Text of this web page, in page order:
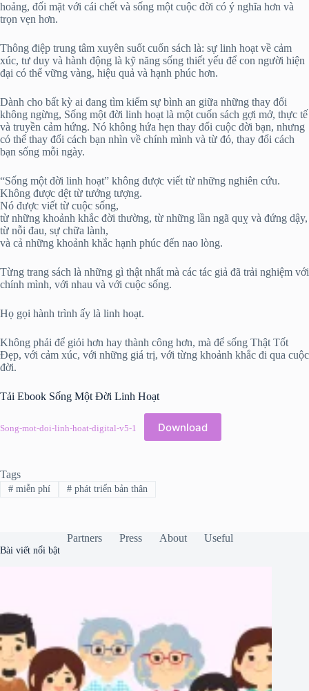
hoảng, đối mặt với cái chết và sống một cuộc đời có ý nghĩa hơn và
trọn vẹn hơn.
Thông điệp trung tâm xuyên suốt cuốn sách là: sự linh hoạt về cảm
xúc, tư duy và hành động là kỹ năng sống thiết yếu để con người hiện
đại có thể vững vàng, hiệu quả và hạnh phúc hơn.
Dành cho bất kỳ ai đang tìm kiếm sự bình an giữa những thay đổi
không ngừng, Sống một đời linh hoạt là một cuốn sách gợi mở, thực tế
và truyền cảm hứng. Nó không hứa hẹn thay đổi cuộc đời bạn, nhưng
có thể thay đổi cách bạn nhìn về chính mình và từ đó, thay đổi cách
bạn sống mỗi ngày.
“Sống một đời linh hoạt” không được viết từ những nghiên cứu.
Không được dệt từ tưởng tượng.
Nó được viết từ cuộc sống,
từ những khoảnh khắc đời thường, từ những lần ngã quỵ và đứng dậy,
từ nỗi đau, sự chữa lành,
và cả những khoảnh khắc hạnh phúc đến nao lòng.
Từng trang sách là những gì thật nhất mà các tác giả đã trải nghiệm với
chính mình, với nhau và với cuộc sống.
Họ gọi hành trình ấy là linh hoạt.
Không phải để giỏi hơn hay thành công hơn, mà để sống Thật Tốt
Đẹp, với cảm xúc, với những giá trị, với từng khoảnh khắc đi qua cuộc
đời.
Tải Ebook Sống Một Đời Linh Hoạt
Song-mot-doi-linh-hoat-digital-v5-1 Download
Tags
#miễn phí #phát triển bản thân
Partners Press About Useful
Bài viết nổi bật